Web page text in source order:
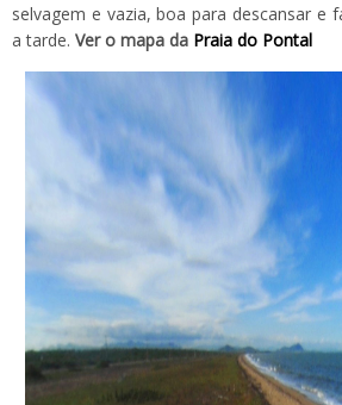
selvagem e vazia, boa para descansar e
a tarde. Ver o mapa da Praia do Pontal